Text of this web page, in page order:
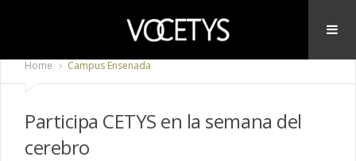
Home Campus Ensenada
Participa CETYS en la semana del
cerebro